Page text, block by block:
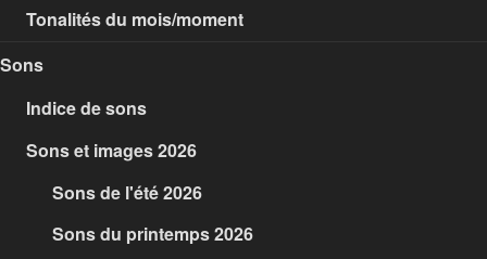
Tonalités du mois/moment
Sons
Indice de sons
Sons et images 2026
Sons de l'été 2026
Sons du printemps 2026